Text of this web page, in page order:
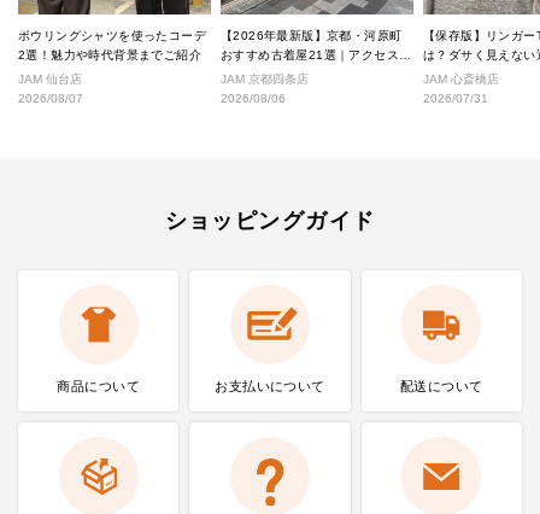
ボウリングシャツを使ったコーデ
2選！魅力や時代背景までご紹介
JAM 仙台店
2026/08/07
【2026年最新版】京都・河原町
おすすめ古着屋21選｜アクセス良
好な絶対行くべきショップ厳選！
JAM 京都四条店
2026/08/06
【保存版】リンガ
は？ダサく見えない
なし完全ガイド
JAM 心斎橋店
2026/07/31
ショッピングガイド
商品について お支払いについて 配送について